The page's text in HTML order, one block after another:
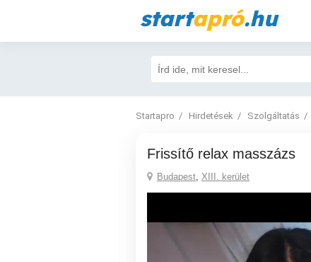
startapró.hu
Startapro Hirdetések Szolgáltatás
Frissítő relax masszázs
Budapest, XIII. kerület